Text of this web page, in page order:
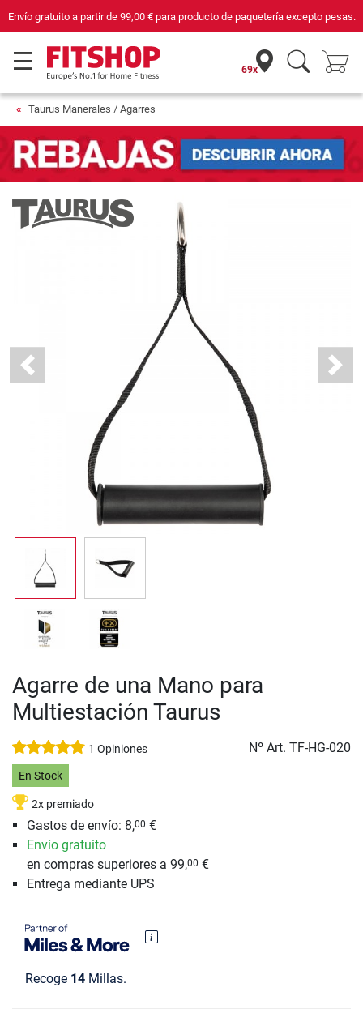
de99,00 €para producto de paquetería excepto pesas. Compra con
69x
Taurus Manerales / Agarres
Previous Next
Agarre de una Mano para
Multiestación Taurus
1 Opiniones Nº Art. TF-HG-020
En Stock
2x premiado
Gastos de envío: 8,00 €
Envío gratuito
en compras superiores a 99,00 €
Entrega mediante UPS
Recoge 14 Millas.